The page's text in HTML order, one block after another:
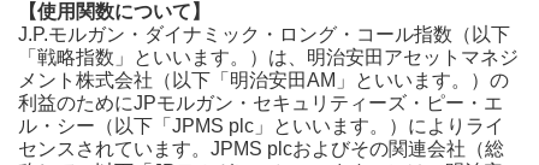
【使用関数について】
J.P.モルガン・ダイナミック・ロング・コール指数（以下
「戦略指数」といいます。）は、明治安田アセットマネジ
メント株式会社（以下「明治安田AM」といいます。）の
利益のためにJPモルガン・セキュリティーズ・ピー・エ
ル・シー（以下「JPMS plc」といいます。）によりライ
センスされています。JPMS plcおよびその関連会社（総